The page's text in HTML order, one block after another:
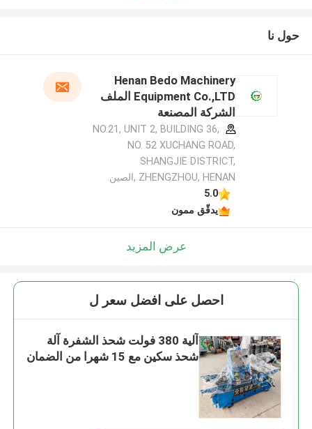
حول نا
Henan Bedo Machinery
Equipment Co.,LTD الملف
الشركة المصنعة
NO.21, UNIT 2, BUILDING 36,
NO. 52 XUCHANG ROAD,
SHANGJIE DISTRICT,
ZHENGZHOU, HENAN ,الصين
5.0
يدقّق ممون
عرض المزيد
احصل على افضل سعر ل
آلية 380 فولت شحذ الشفرة آلة
شحذ سكين مع 15 شهرا من الضمان